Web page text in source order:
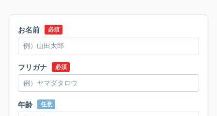
お名前 必須
フリガナ 必須
年齢 任意